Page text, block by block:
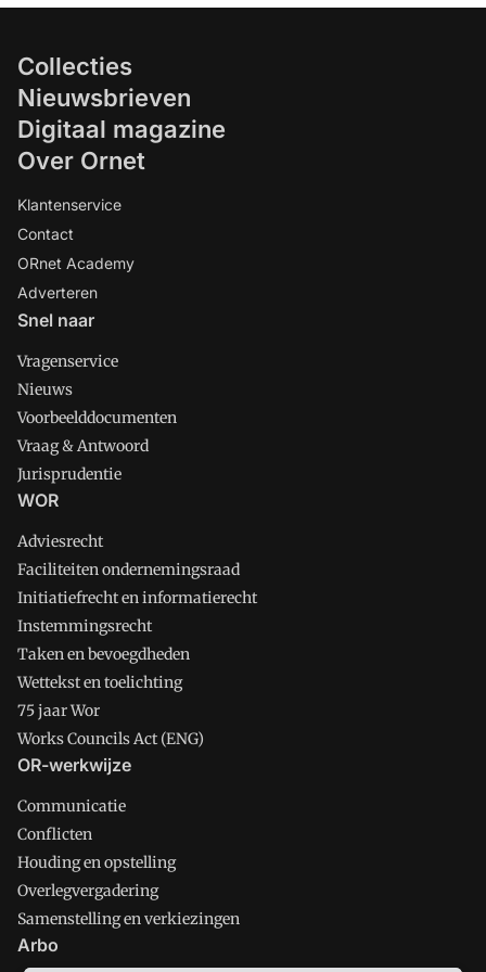
Collecties
Nieuwsbrieven
Digitaal magazine
Over Ornet
Klantenservice
Contact
ORnet Academy
Adverteren
Snel naar
Vragenservice
Nieuws
Voorbeelddocumenten
Vraag & Antwoord
Jurisprudentie
WOR
Adviesrecht
Faciliteiten ondernemingsraad
Initiatiefrecht en informatierecht
Instemmingsrecht
Taken en bevoegdheden
Wettekst en toelichting
75 jaar Wor
Works Councils Act (ENG)
OR-werkwijze
Communicatie
Conflicten
Houding en opstelling
Overlegvergadering
Samenstelling en verkiezingen
Arbo